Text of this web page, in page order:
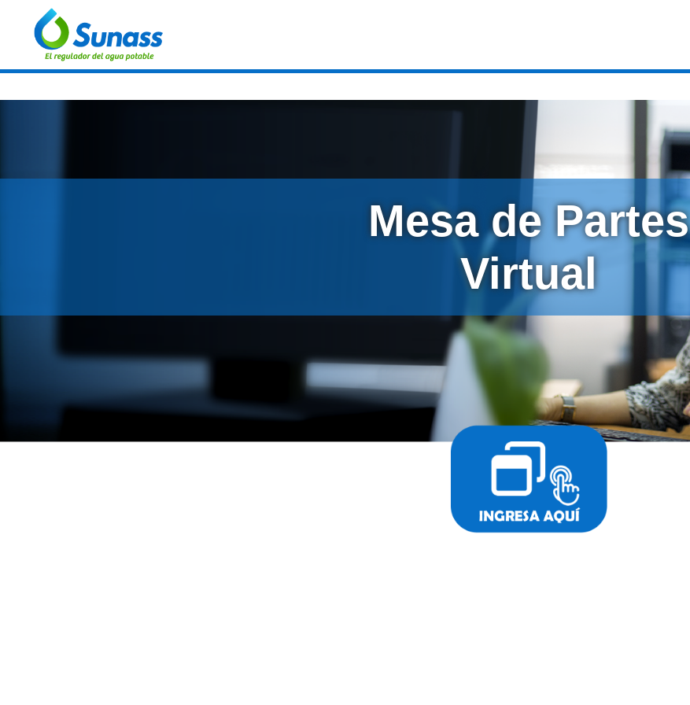
Mesa de Partes
Virtual